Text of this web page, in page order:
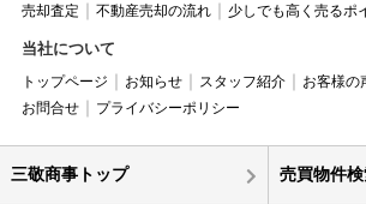
売却査定 不動産売却の流れ 少しでも高く売るポ
当社について
トップページ お知らせ スタッフ紹介 お客様の
お問合せ
プライバシーポリシー
三敬商事トップ 売買物件